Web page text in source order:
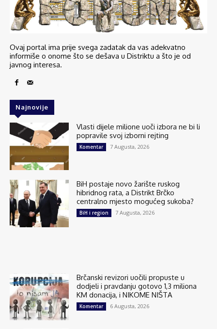
Ovaj portal ima prije svega zadatak da vas adekvatno
informiše o onome što se dešava u Distriktu a što je od
javnog interesa.
Najnovije
Vlasti dijele milione uoči izbora ne bi li
popravile svoj izborni rejting
Komentar 7 Augusta, 2026
BiH postaje novo žarište ruskog
hibridnog rata, a Distrikt Brčko
centralno mjesto mogućeg sukoba?
BiH i region 7 Augusta, 2026
Brčanski revizori uočili propuste u
dodjeli i pravdanju gotovo 1,3 miliona
KM donacija, i NIKOME NIŠTA
Komentar 6 Augusta, 2026